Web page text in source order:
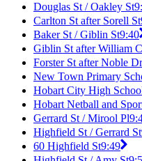
Douglas St / Oakley St
Carlton St after Sorell St
Baker St / Giblin St9:40
Giblin St after William
Forster St after Noble Dr
New Town Primary
Hobart City High
Hobart Netball and
Gerrard St / Mirool Pl
Highfield St / Gerrard St
60 Highfield St9:49